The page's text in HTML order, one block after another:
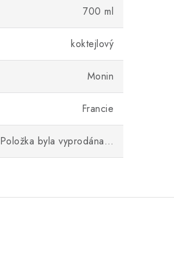
700 ml
koktejlový
Monin
Francie
Položka byla vyprodána…